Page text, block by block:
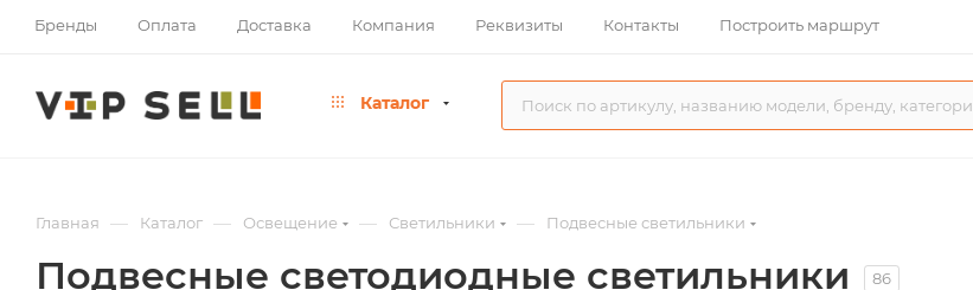
Бренды Оплата Доставка Компания Реквизиты Контакты Построить маршрут
Каталог
Главная — Каталог — Освещение — Светильники — Подвесные светильники
Подвесные светодиодные светильники 86